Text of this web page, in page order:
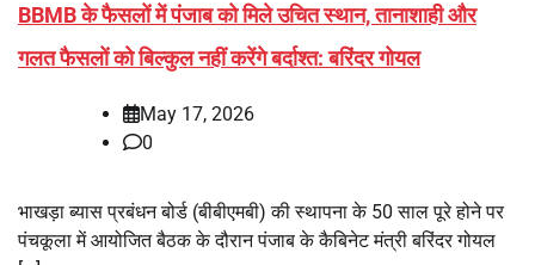
BBMB के फैसलों में पंजाब को मिले उचित स्थान, तानाशाही और
गलत फैसलों को बिल्कुल नहीं करेंगे बर्दाश्त: बरिंदर गोयल
May 17, 2026
0
भाखड़ा ब्यास प्रबंधन बोर्ड (बीबीएमबी) की स्थापना के 50 साल पूरे होने पर
पंचकूला में आयोजित बैठक के दौरान पंजाब के कैबिनेट मंत्री बरिंदर गोयल